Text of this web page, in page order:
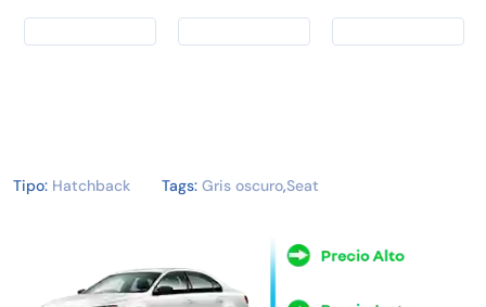
Tipo: Hatchback Tags: Gris oscuro,Seat